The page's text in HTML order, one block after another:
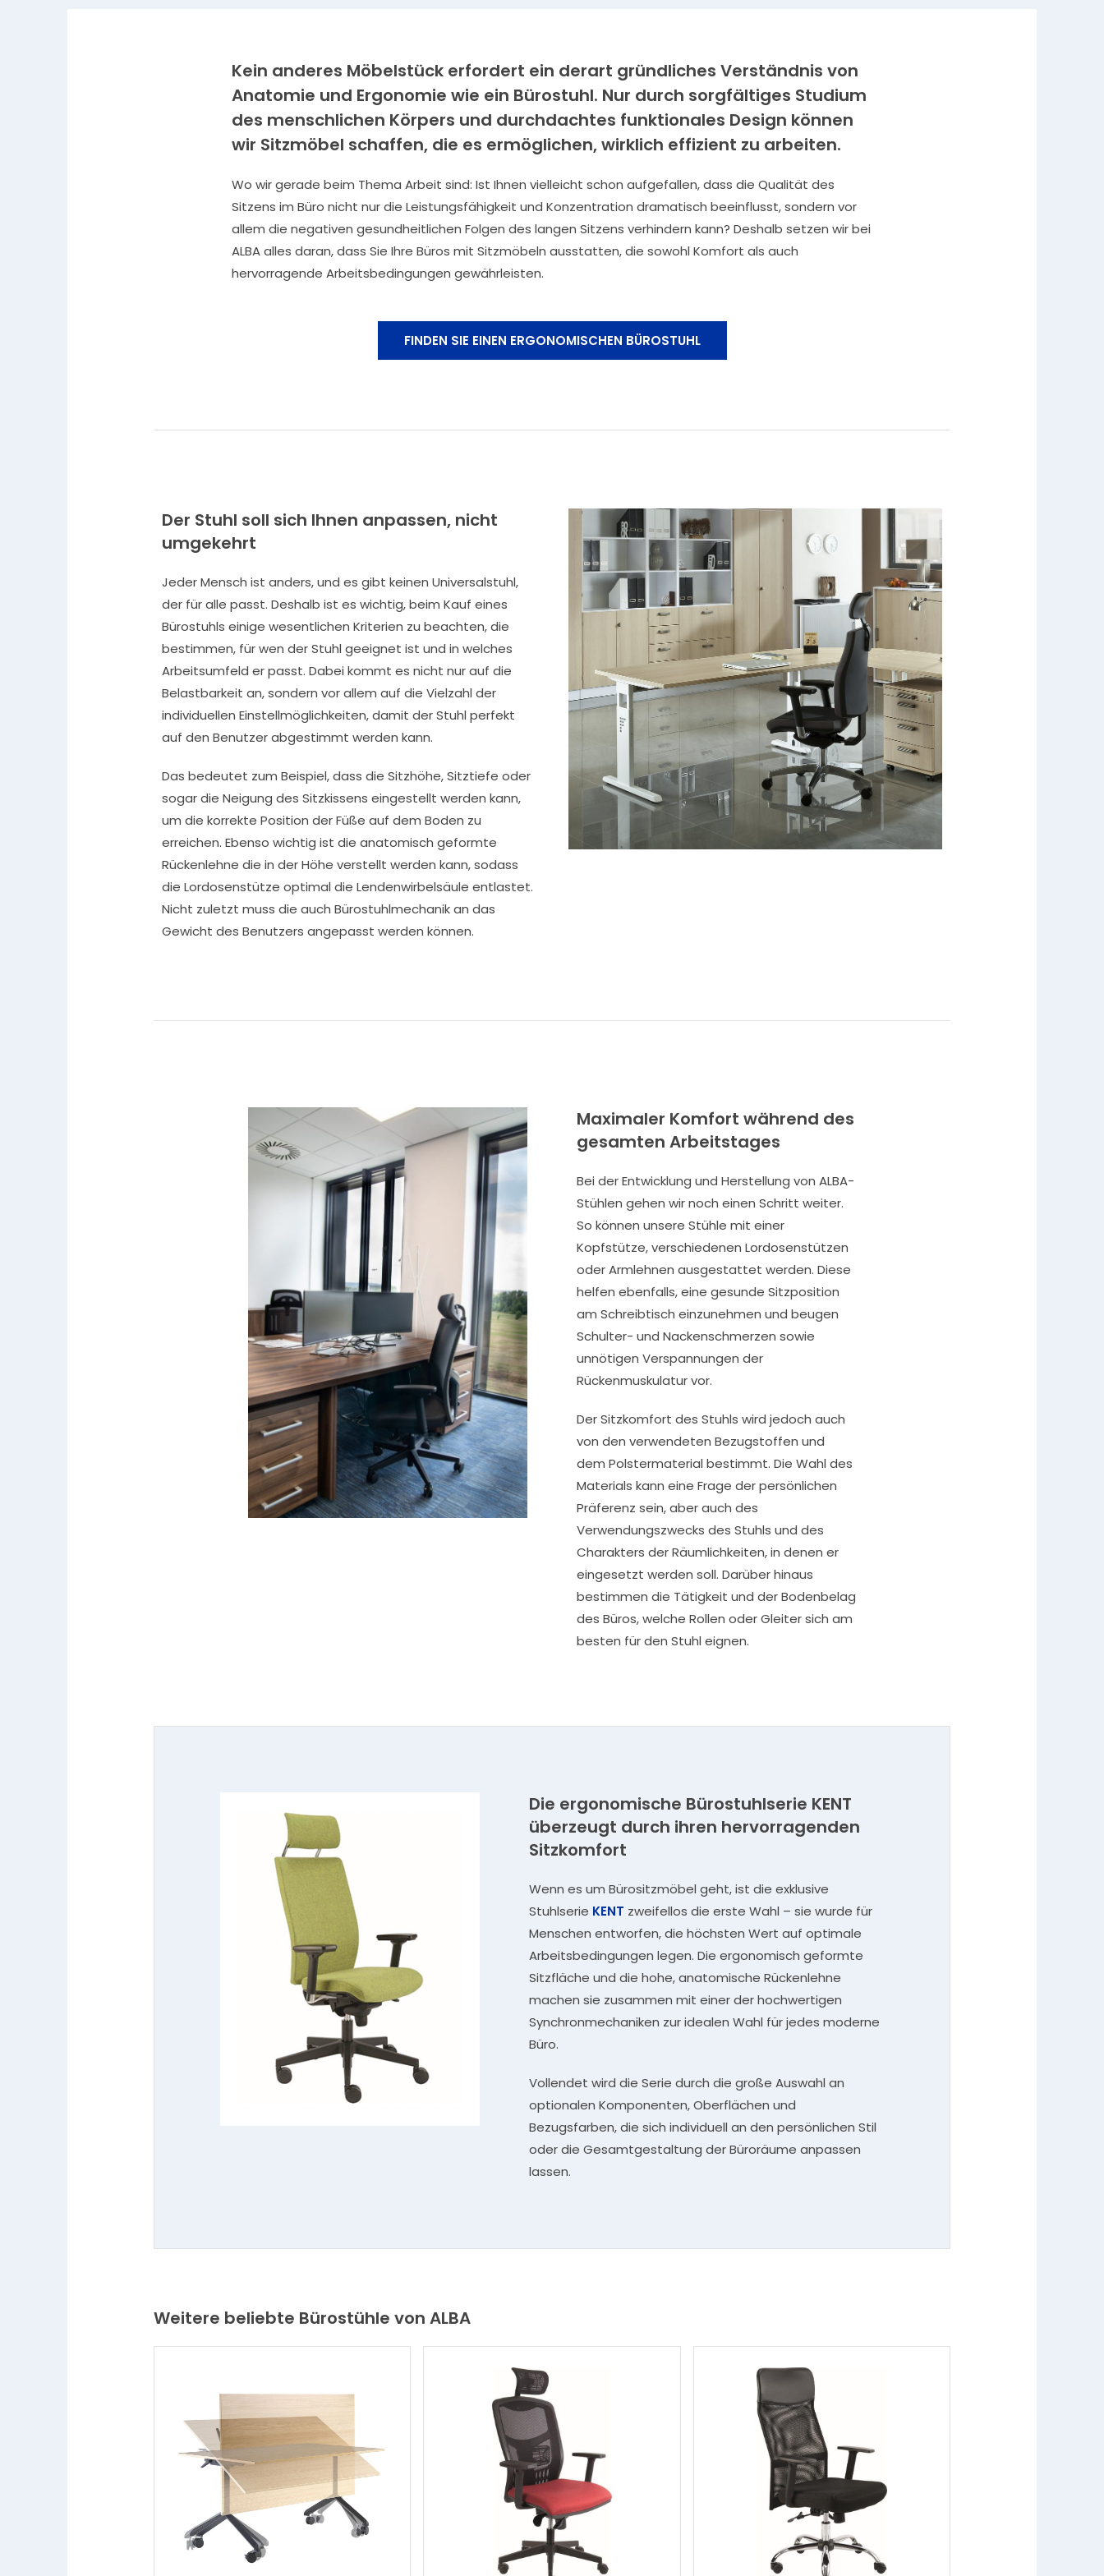
Kein anderes Möbelstück erfordert ein derart gründliches Verständnis von
Anatomie und Ergonomie wie ein Bürostuhl. Nur durch sorgfältiges Studium
des menschlichen Körpers und durchdachtes funktionales Design können
wir Sitzmöbel schaffen, die es ermöglichen, wirklich effizient zu arbeiten.
Wo wir gerade beim Thema Arbeit sind: Ist Ihnen vielleicht schon aufgefallen, dass die Qualität des
Sitzens im Büro nicht nur die Leistungsfähigkeit und Konzentration dramatisch beeinflusst, sondern vor
allem die negativen gesundheitlichen Folgen des langen Sitzens verhindern kann? Deshalb setzen wir bei
ALBA alles daran, dass Sie Ihre Büros mit Sitzmöbeln ausstatten, die sowohl Komfort als auch
hervorragende Arbeitsbedingungen gewährleisten.
FINDEN SIE EINEN ERGONOMISCHEN BÜROSTUHL
Der Stuhl soll sich Ihnen anpassen, nicht
umgekehrt
Jeder Mensch ist anders, und es gibt keinen Universalstuhl,
der für alle passt. Deshalb ist es wichtig, beim Kauf eines
Bürostuhls einige wesentlichen Kriterien zu beachten, die
bestimmen, für wen der Stuhl geeignet ist und in welches
Arbeitsumfeld er passt. Dabei kommt es nicht nur auf die
Belastbarkeit an, sondern vor allem auf die Vielzahl der
individuellen Einstellmöglichkeiten, damit der Stuhl perfekt
auf den Benutzer abgestimmt werden kann.
Das bedeutet zum Beispiel, dass die Sitzhöhe, Sitztiefe oder
sogar die Neigung des Sitzkissens eingestellt werden kann,
um die korrekte Position der Füße auf dem Boden zu
erreichen. Ebenso wichtig ist die anatomisch geformte
Rückenlehne die in der Höhe verstellt werden kann, sodass
die Lordosenstütze optimal die Lendenwirbelsäule entlastet.
Nicht zuletzt muss die auch Bürostuhlmechanik an das
Gewicht des Benutzers angepasst werden können.
Maximaler Komfort während des
gesamten Arbeitstages
Bei der Entwicklung und Herstellung von ALBA-
Stühlen gehen wir noch einen Schritt weiter.
So können unsere Stühle mit einer
Kopfstütze, verschiedenen Lordosenstützen
oder Armlehnen ausgestattet werden. Diese
helfen ebenfalls, eine gesunde Sitzposition
am Schreibtisch einzunehmen und beugen
Schulter- und Nackenschmerzen sowie
unnötigen Verspannungen der
Rückenmuskulatur vor.
Der Sitzkomfort des Stuhls wird jedoch auch
von den verwendeten Bezugstoffen und
dem Polstermaterial bestimmt. Die Wahl des
Materials kann eine Frage der persönlichen
Präferenz sein, aber auch des
Verwendungszwecks des Stuhls und des
Charakters der Räumlichkeiten, in denen er
eingesetzt werden soll. Darüber hinaus
bestimmen die Tätigkeit und der Bodenbelag
des Büros, welche Rollen oder Gleiter sich am
besten für den Stuhl eignen.
Die ergonomische Bürostuhlserie KENT
überzeugt durch ihren hervorragenden
Sitzkomfort
Wenn es um Bürositzmöbel geht, ist die exklusive
Stuhlserie KENT zweifellos die erste Wahl – sie wurde für
Menschen entworfen, die höchsten Wert auf optimale
Arbeitsbedingungen legen. Die ergonomisch geformte
Sitzfläche und die hohe, anatomische Rückenlehne
machen sie zusammen mit einer der hochwertigen
Synchronmechaniken zur idealen Wahl für jedes moderne
Büro.
Vollendet wird die Serie durch die große Auswahl an
optionalen Komponenten, Oberflächen und
Bezugsfarben, die sich individuell an den persönlichen Stil
oder die Gesamtgestaltung der Büroräume anpassen
lassen.
Weitere beliebte Bürostühle von ALBA